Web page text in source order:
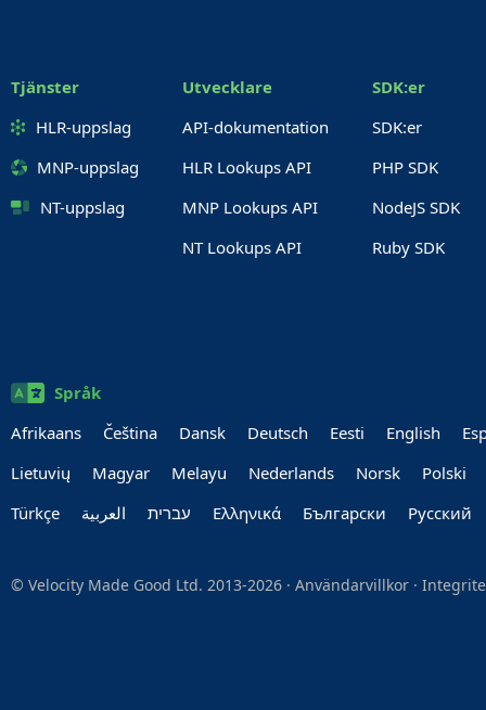
Tjänster
HLR-uppslag
MNP-uppslag
NT-uppslag
Utvecklare
API-dokumentation
HLR Lookups API
MNP Lookups API
NT Lookups API
SDK:er
SDK:er
PHP SDK
NodeJS SDK
Ruby SDK
Språk
Afrikaans
Čeština Dansk Deutsch Eesti English
Lietuvių
Magyar Melayu Nederlands Norsk
Polski
Türkçe
العربية‏ עברית‏ Ελληνικά Български Руccкий
© Velocity Made Good Ltd. 2013-2026 · Användarvillkor ·